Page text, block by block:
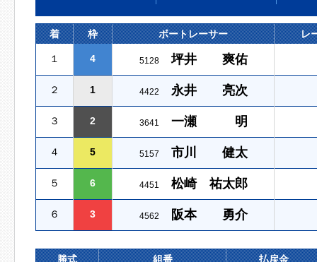
着 枠 ボートレーサー レ
１ 4 5128 坪井 爽佑
２ 1 4422 永井 亮次
３ 2 3641 一瀬 明
４ 5 5157 市川 健太
５ 6 4451 松崎 祐太郎
６ 3 4562 阪本 勇介
勝式 組番 払戻金